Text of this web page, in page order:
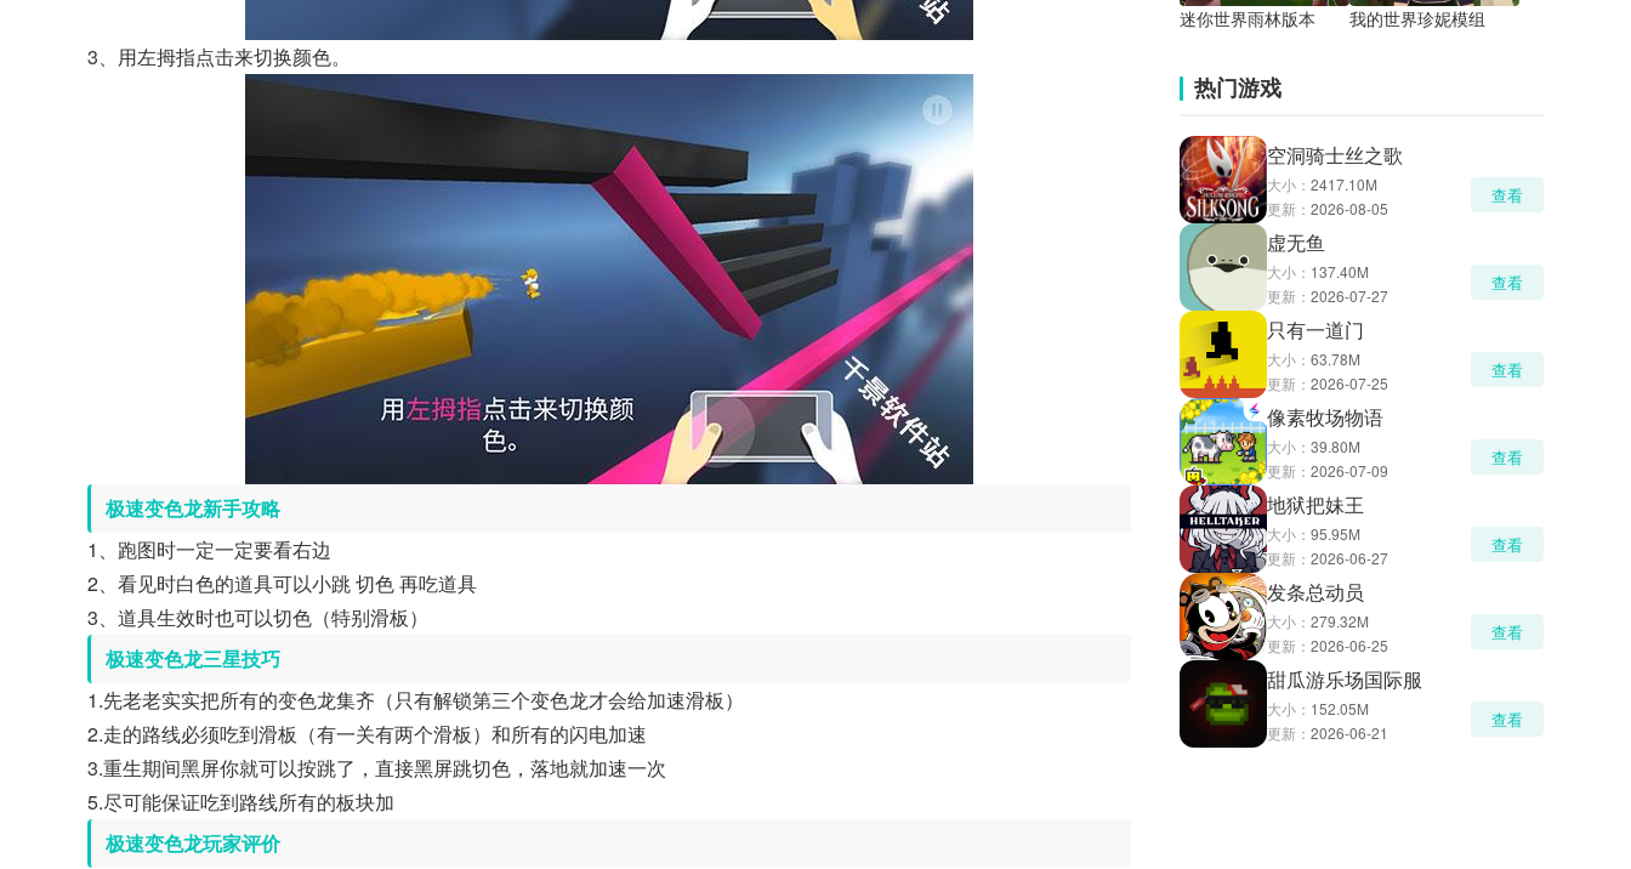
3、用左拇指点击来切换颜色。
极速变色龙新手攻略
1、跑图时一定一定要看右边
2、看见时白色的道具可以小跳 切色 再吃道具
3、道具生效时也可以切色（特别滑板）
极速变色龙三星技巧
1.先老老实实把所有的变色龙集齐（只有解锁第三个变色龙才会给加速滑板）
2.走的路线必须吃到滑板（有一关有两个滑板）和所有的闪电加速
3.重生期间黑屏你就可以按跳了，直接黑屏跳切色，落地就加速一次
5.尽可能保证吃到路线所有的板块加
极速变色龙玩家评价
迷你世界雨林版本 我的世界珍妮模组
热门游戏
空洞骑士丝之歌
大小： 2417.10M
更新： 2026-08-05
查看
虚无鱼
大小： 137.40M
更新： 2026-07-27
查看
只有一道门
大小： 63.78M
更新： 2026-07-25
查看
像素牧场物语
大小： 39.80M
更新： 2026-07-09
查看
地狱把妹王
大小： 95.95M
更新： 2026-06-27
查看
发条总动员
大小： 279.32M
更新： 2026-06-25
查看
甜瓜游乐场国际服
大小： 152.05M
更新： 2026-06-21
查看